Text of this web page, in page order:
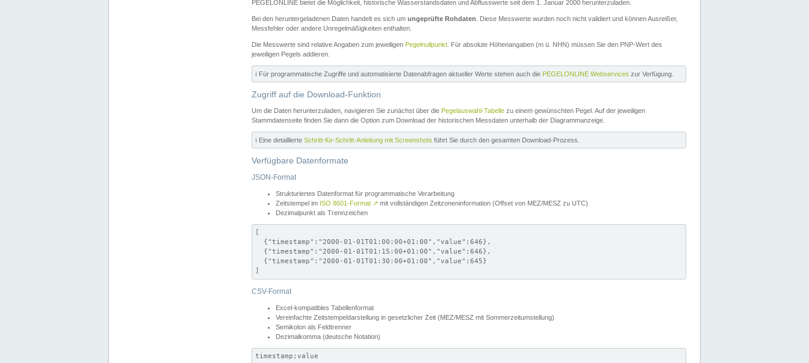
PEGELONLINE bietet die Möglichkeit, historische Wasserstandsdaten und Abflusswerte seit dem 1. Januar 2000 herunterzuladen.
Bei den heruntergeladenen Daten handelt es sich um ungeprüfte Rohdaten . Diese Messwerte wurden noch nicht validiert und können Ausreißer,
Messfehler oder andere Unregelmäßigkeiten enthalten.
Die Messwerte sind relative Angaben zum jeweiligen Pegelnullpunkt . Für absolute Höhenangaben (m ü. NHN) müssen Sie den PNP-Wert des
jeweiligen Pegels addieren.
ℹ️ Für programmatische Zugriffe und automatisierte Datenabfragen aktueller Werte stehen auch die PEGELONLINE Webservices zur Verfügung.
Zugriff auf die Download-Funktion
Um die Daten herunterzuladen, navigieren Sie zunächst über die Pegelauswahl-Tabelle zu einem gewünschten Pegel. Auf der jeweiligen
Stammdatenseite finden Sie dann die Option zum Download der historischen Messdaten unterhalb der Diagrammanzeige.
ℹ️ Eine detaillierte Schritt-für-Schritt-Anleitung mit Screenshots führt Sie durch den gesamten Download-Prozess.
Verfügbare Datenformate
JSON-Format
Strukturiertes Datenformat für programmatische Verarbeitung
Zeitstempel im ISO 8601-Format ↗ mit vollständigen Zeitzoneninformation (Offset von MEZ/MESZ zu UTC)
Dezimalpunkt als Trennzeichen
[
  {"timestamp":"2000-01-01T01:00:00+01:00","value":646},
  {"timestamp":"2000-01-01T01:15:00+01:00","value":646},
  {"timestamp":"2000-01-01T01:30:00+01:00","value":645}
]
CSV-Format
Excel-kompatibles Tabellenformat
Vereinfachte Zeitstempeldarstellung in gesetzlicher Zeit (MEZ/MESZ mit Sommerzeitumstellung)
Semikolon als Feldtrenner
Dezimalkomma (deutsche Notation)
timestamp;value